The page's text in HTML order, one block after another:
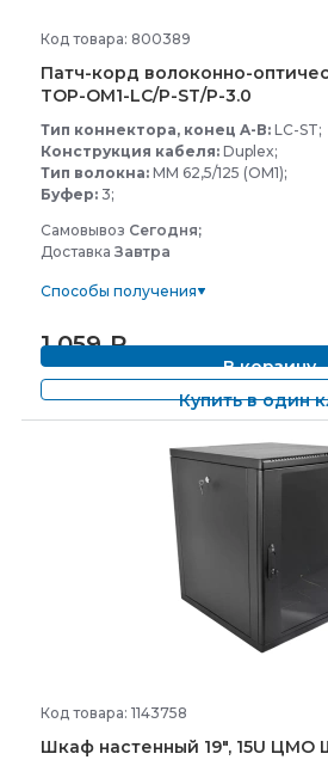
Код товара: 800389
Патч-корд волоконно-
TOP-OM1-LC/P-ST/P-3.0
Тип коннектора, конец A-В: LC-ST;
Конструкция кабеля: Duplex;
Тип волокна: MM 62,5/125 (OM1);
Буфер: 3;
Самовывоз Сегодня;
Доставка Завтра
Способы получения
1 059₽
Купить в один
В корзину
Код товара: 1143758
Шкаф настенный 19", 15U ЦМО